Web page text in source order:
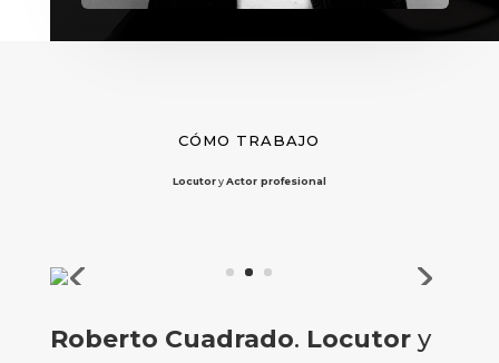
CÓMO TRABAJO
LocutoryActor profesional
Roberto Cuadrado. Locutory